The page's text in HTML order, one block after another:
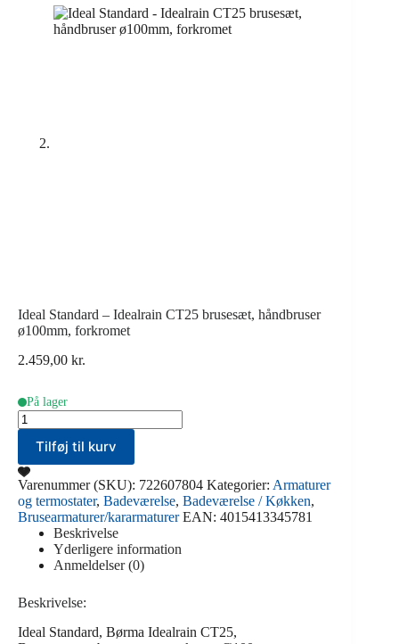
Ideal Standard – Idealrain CT25 brusesæt, håndbruser
ø100mm, forkromet
2.459,00 kr.
På lager
Ideal
Standard
Idealrain
CT25
brusesæt,
håndbruser
ø100mm,
forkromet
antal
Tilføj til kurv
Varenummer (SKU): 722607804 Kategorier: Armaturer
og termostater, Badeværelse, Badeværelse / Køkken,
Brusearmaturer/kararmaturer EAN: 4015413345781
Beskrivelse
Yderligere information
Anmeldelser (0)
Beskrivelse:
Ideal Standard, Børma Idealrain CT25,